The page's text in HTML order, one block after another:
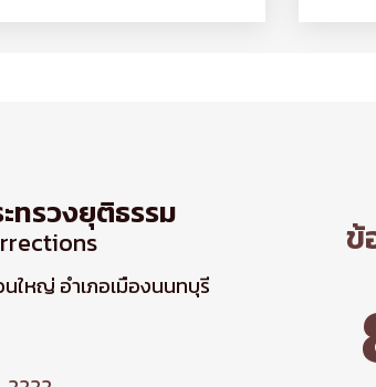
ทรวงยุติธรรม
ใหญ่ อำเภอเมืองนนทบุรี
ข้